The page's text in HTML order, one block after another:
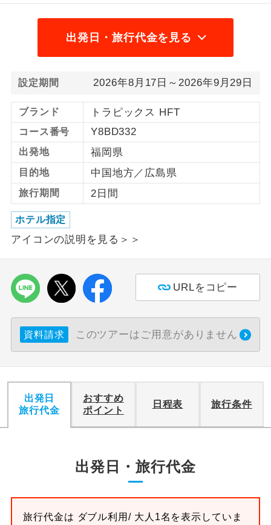
出発日・旅行代金を見る
設定期間 2026年8月17日～2026年9月29日
ブランド トラピックス HFT
コース番号 Y8BD332
出発地 福岡県
目的地 中国地方／広島県
旅行期間 2日間
ホテル指定
アイコンの説明を見る＞＞
URLをコピー
資料請求 このツアーはご用意がありません
出発日
旅行代金
おすすめ
ポイント
日程表 旅行条件
出発日・旅行代金
旅行代金は ダブル利用/ 大人1名を表示していま
加限定
1名様1室同代
1名様1室利用でも追加料金がかからない
ご夫婦限定
す。
女性限定
女性限定でご参加いただけるコースで
す。
年齢制限あり
ご参加にあたり年齢に制限があるコース
です。
航空会社指定
おひとり様バ
ス2席利用
おひとり様でバス席を2席利⽤できま
す。